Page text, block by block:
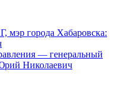
мэр города Хабаровска:
— генеральный
Николаевич